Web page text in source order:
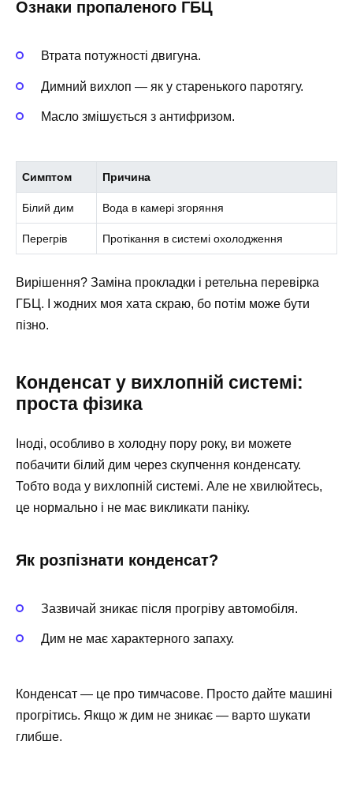
Ознаки пропаленого ГБЦ
Втрата потужності двигуна.
Димний вихлоп — як у старенького паротягу.
Масло змішується з антифризом.
Симптом Причина
Білий дим Вода в камері згоряння
Перегрів Протікання в системі охолодження
Вирішення? Заміна прокладки і ретельна перевірка
ГБЦ. І жодних моя хата скраю, бо потім може бути
пізно.
Конденсат у вихлопній системі:
проста фізика
Іноді, особливо в холодну пору року, ви можете
побачити білий дим через скупчення конденсату.
Тобто вода у вихлопній системі. Але не хвилюйтесь,
це нормально і не має викликати паніку.
Як розпізнати конденсат?
Зазвичай зникає після прогріву автомобіля.
Дим не має характерного запаху.
Конденсат — це про тимчасове. Просто дайте машині
прогрітись. Якщо ж дим не зникає — варто шукати
глибше.